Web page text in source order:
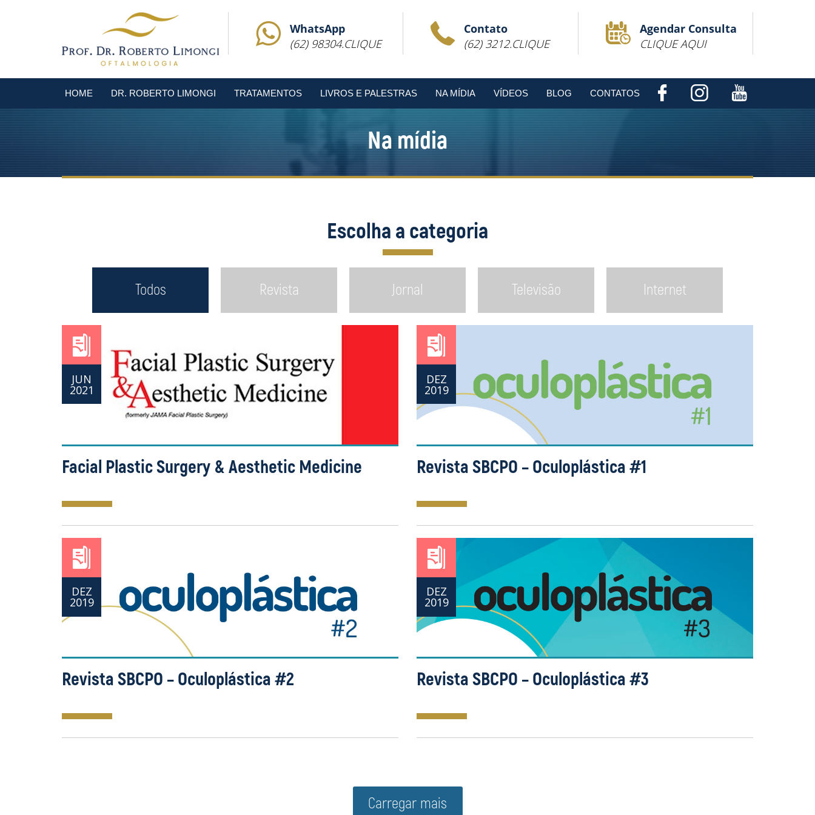
WhatsApp
(62) 98304.CLIQUE
Contato
(62) 3212.CLIQUE
Agendar Consulta
CLIQUE AQUI
HOME DR. ROBERTO LIMONGI TRATAMENTOS LIVROS E PALESTRAS NA MÍDIA VÍDEOS BLOG CONTATOS
Na mídia
Escolha a categoria
Todos Revista Jornal Televisão Internet
JUN
2021
Facial Plastic Surgery & Aesthetic Medicine
DEZ
2019
Revista SBCPO – Oculoplástica #1
DEZ
2019
Revista SBCPO – Oculoplástica #2
DEZ
2019
Revista SBCPO – Oculoplástica #3
Carregar mais